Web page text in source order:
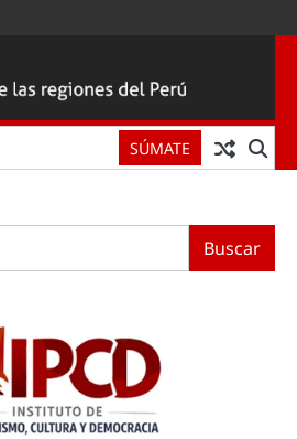
SÚMATE
Buscar